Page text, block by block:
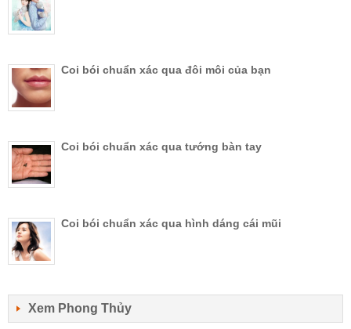
Coi bói chuẩn xác qua đôi môi của bạn
Coi bói chuẩn xác qua tướng bàn tay
Coi bói chuẩn xác qua hình dáng cái mũi
Xem Phong Thủy